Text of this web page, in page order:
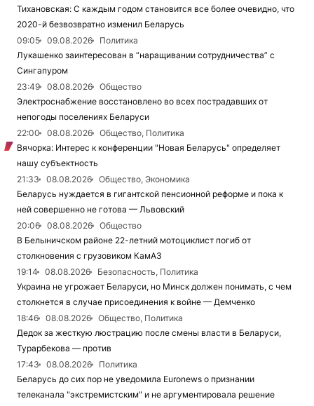
Тихановская: С каждым годом становится все более очевидно, что
2020-й безвозвратно изменил Беларусь
09:05
09.08.2026
Политика
Лукашенко заинтересован в “наращивании сотрудничества” с
Сингапуром
23:49
08.08.2026
Общество
Электроснабжение восстановлено во всех пострадавших от
непогоды поселениях Беларуси
22:00
08.08.2026
Общество, Политика
Вячорка: Интерес к конференции "Новая Беларусь" определяет
нашу субъектность
21:33
08.08.2026
Общество, Экономика
Беларусь нуждается в гигантской пенсионной реформе и пока к
ней совершенно не готова — Львовский
20:06
08.08.2026
Общество
В Белыничском районе 22-летний мотоциклист погиб от
столкновения с грузовиком КамАЗ
19:14
08.08.2026
Безопасность, Политика
Украина не угрожает Беларуси, но Минск должен понимать, с чем
столкнется в случае присоединения к войне — Демченко
18:46
08.08.2026
Общество, Политика
Дедок за жесткую люстрацию после смены власти в Беларуси,
Турарбекова — против
17:43
08.08.2026
Политика
Беларусь до сих пор не уведомила Euronews о признании
телеканала "экстремистским" и не аргументировала решение